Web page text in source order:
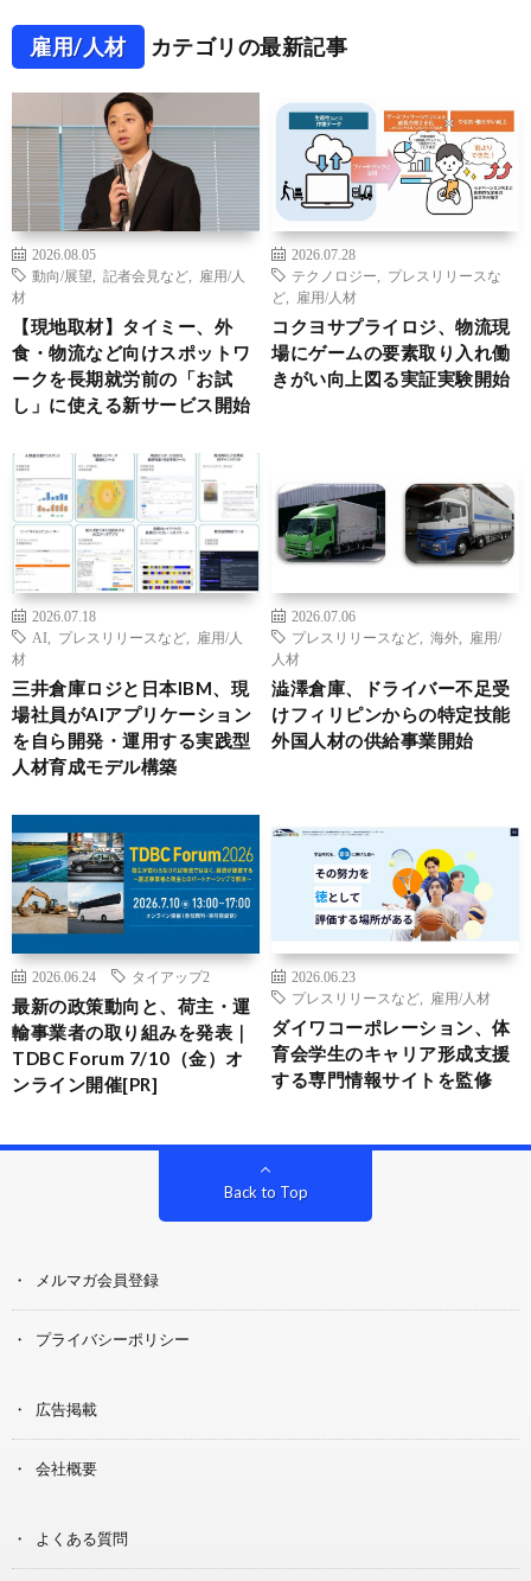
雇用/人材 カテゴリの最新記事
2026.08.05
動向/展望
記者会見など
雇用/人
材
【現地取材】タイミー、外
食・物流など向けスポットワ
ークを長期就労前の「お試
し」に使える新サービス開始
2026.07.28
テクノロジー
プレスリリースな
ど
雇用/人材
コクヨサプライロジ、物流現
場にゲームの要素取り入れ働
きがい向上図る実証実験開始
2026.07.18
AI
プレスリリースなど
雇用/人
材
三井倉庫ロジと日本IBM、現
場社員がAIアプリケーション
を自ら開発・運用する実践型
人材育成モデル構築
2026.07.06
プレスリリースなど
海外
雇用/
人材
澁澤倉庫、ドライバー不足受
けフィリピンからの特定技能
外国人材の供給事業開始
2026.06.24 タイアップ2
最新の政策動向と、荷主・運
輸事業者の取り組みを発表｜
TDBC Forum 7/10（金）オ
ンライン開催[PR]
2026.06.23
プレスリリースなど
雇用/人材
ダイワコーポレーション、体
育会学生のキャリア形成支援
する専門情報サイトを監修
Back to Top
メルマガ会員登録
プライバシーポリシー
広告掲載
会社概要
よくある質問